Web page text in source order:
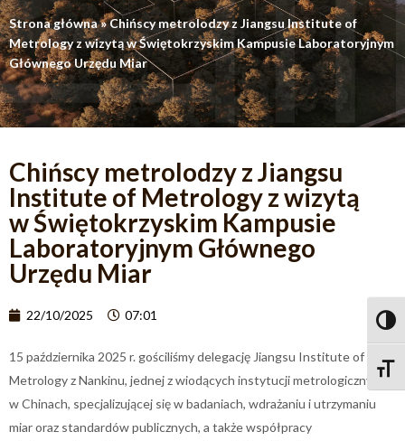
Strona główna»Chińscy metrolodzy z Jiangsu Institute of
Metrology z wizytą w Świętokrzyskim Kampusie Laboratoryjnym
Głównego Urzędu Miar
Chińscy metrolodzy z Jiangsu
Institute of Metrology z wizytą
w Świętokrzyskim Kampusie
Laboratoryjnym Głównego
Urzędu Miar
22/10/2025 07:01
15 października 2025 r. gościliśmy delegację Jiangsu Institute of
Metrology z Nankinu, jednej z wiodących instytucji metrologicznych
w Chinach, specjalizującej się w badaniach, wdrażaniu i utrzymaniu
miar oraz standardów publicznych, a także współpracy